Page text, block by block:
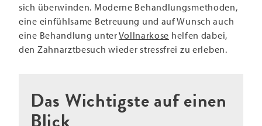
sich überwinden. Moderne Behandlungsmethoden,
eine einfühlsame Betreuung und auf Wunsch auch
eine Behandlung unterVollnarkose helfen dabei,
den Zahnarztbesuch wieder stressfrei zu erleben.
Das Wichtigste auf einen